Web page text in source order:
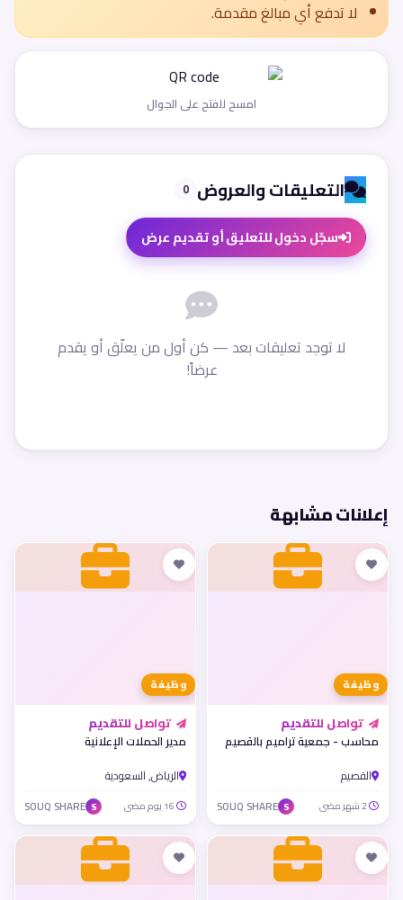
لا تدفع أي مبالغ مقدمة.
امسح للفتح على الجوال
التعليقات والعروض 0
سجّل دخول للتعليق أو تقديم عرض
لا توجد تعليقات بعد — كن أول من يعلّق أو يقدم
عرضاً!
إعلانات مشابهة
وظيفة
تواصل للتقديم
محاسب - جمعية تراميم بالقصيم
القصيم
S
SOUQ SHARE
وظيفة
تواصل للتقديم
مدير الحملات الإعلانية
الرياض, السعودية
S
SOUQ SHARE